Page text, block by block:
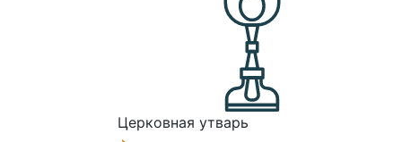
Церковная утварь